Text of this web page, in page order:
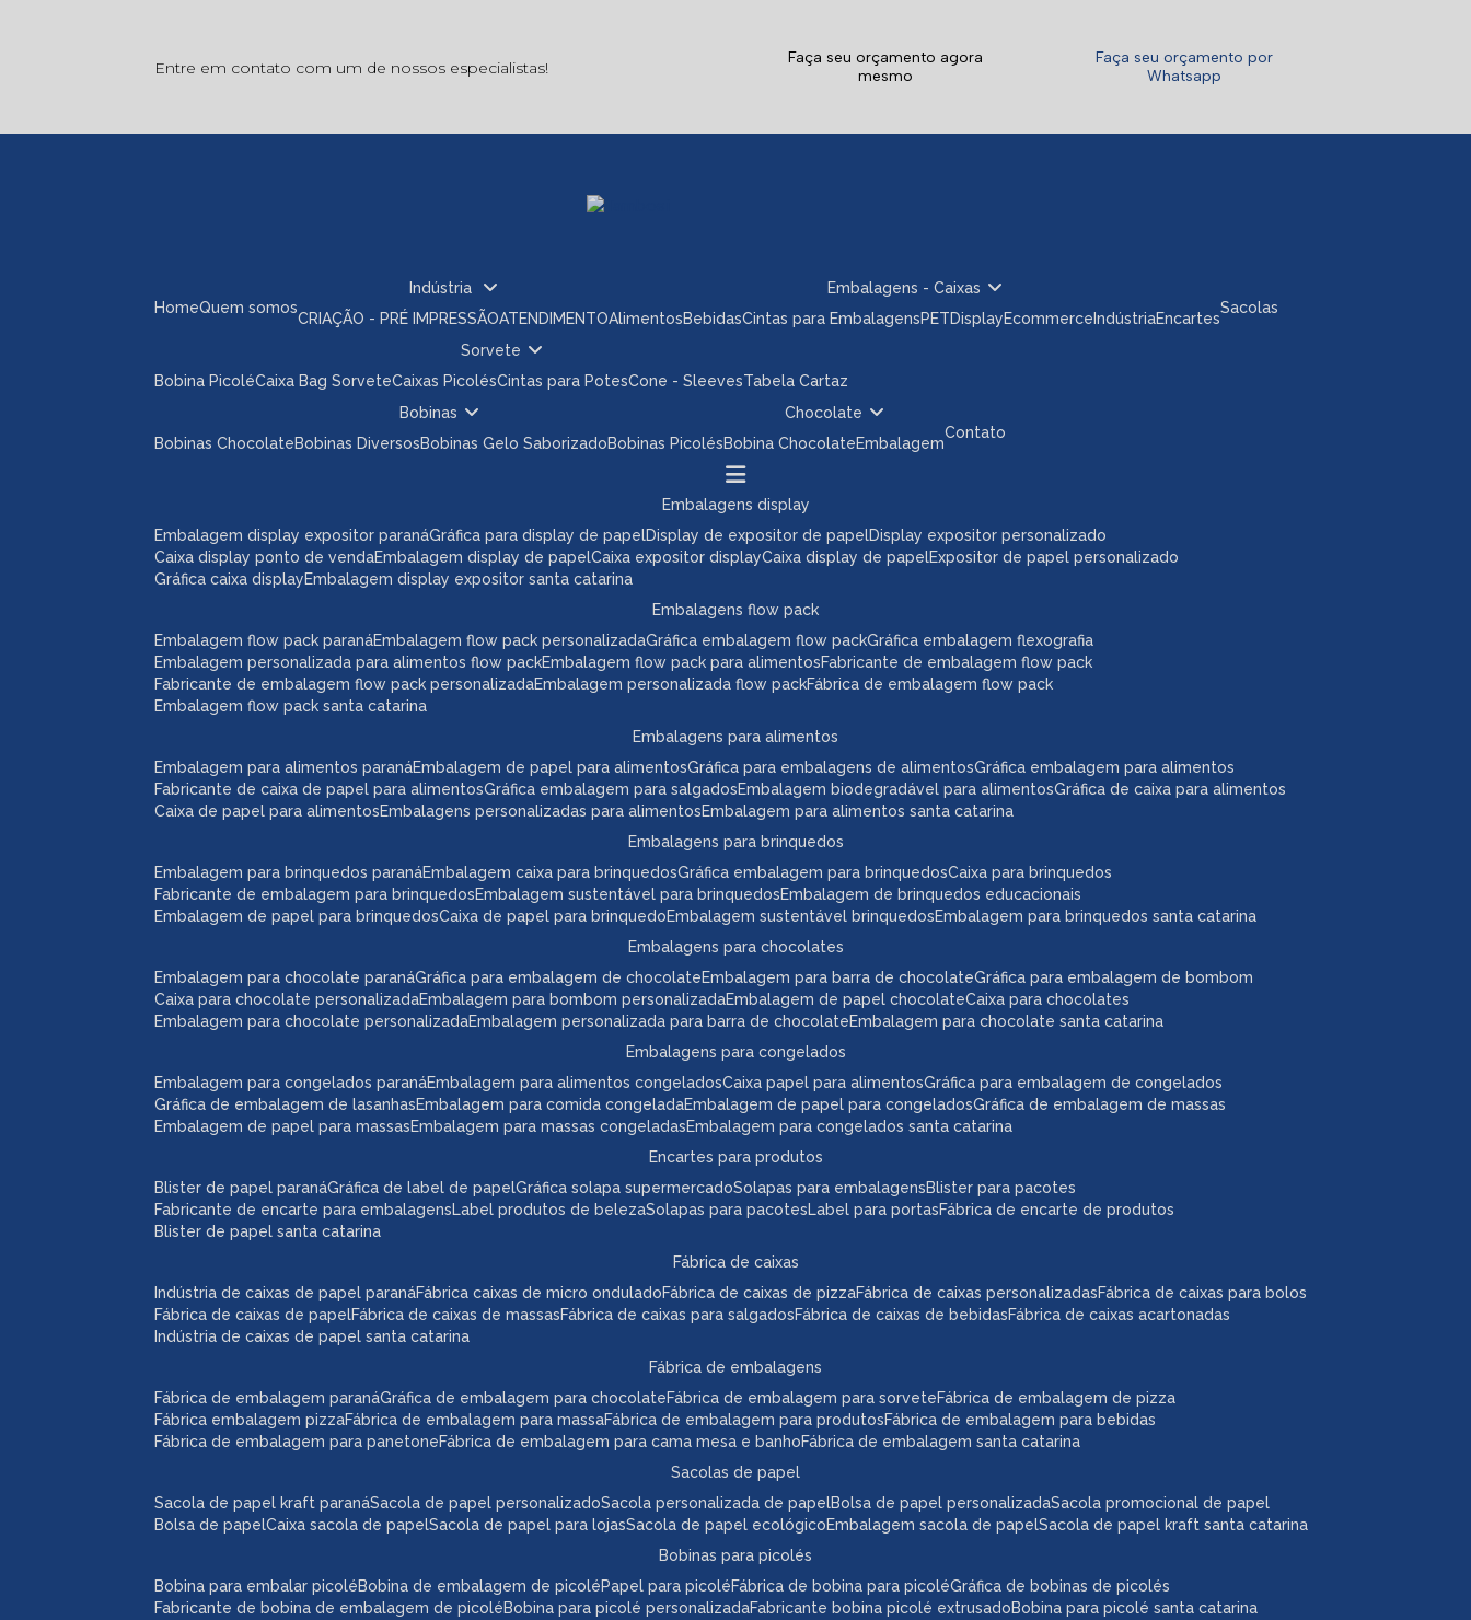
Entre em contato com um de nossos especialistas!
Faça seu orçamento agora
mesmo
Faça seu orçamento por
Whatsapp
Home Quem somos
Indústria
CRIAÇÃO - PRÉ IMPRESSÃO ATENDIMENTO
Sacolas
Sorvete
Bobina Picolé
Caixa Bag Sorvete Caixas Picolés Cintas para Potes Cone - Sleeves
Tabela Cartaz
Chocolate
Bobina Chocolate Embalagem
Bobinas
Bobinas Chocolate
Bobinas Diversos Bobinas Gelo Saborizado Bobinas Picolés
Embalagens - Caixas
Alimentos
Bebidas Cintas para Embalagens Display Ecommerce Encartes
Indústria
PET
Contato
bobinas para picolés
bobina para embalar picolé
bobina de embalagem de picolé papel para picolé
gráfica de bobinas de picolés
fabricante de bobina de embalagem de picolé
fabricante bobina picolé extrusado
bobina para picolé personalizada
fábrica de bobina para picolé
bobina para picolé santa catarina
embalagens display
gráfica para display de papel
display de expositor de papel
display expositor personalizado
embalagem display de papel
caixa expositor display expositor de papel personalizado
caixa display de papel
caixa display ponto de venda
gráfica caixa display embalagem display expositor santa catarina
embalagem display expositor paraná
embalagens flow pack
embalagem flow pack personalizada
gráfica embalagem flow pack
gráfica embalagem flexografia
embalagem flow pack para alimentos fabricante de embalagem flow pack
embalagem personalizada flow pack
fabricante de embalagem flow pack personalizada
embalagem personalizada para alimentos flow pack
fábrica de embalagem flow pack
embalagem flow pack santa catarina
embalagem flow pack paraná
embalagens para alimentos
embalagem de papel para alimentos
gráfica para embalagens de alimentos
gráfica embalagem para alimentos
gráfica embalagem para salgados embalagem biodegradável para alimentos
caixa de papel para alimentos
gráfica de caixa para alimentos
fabricante de caixa de papel para alimentos
embalagens personalizadas para alimentos embalagem para alimentos santa catarina
embalagem para alimentos paraná
embalagens para brinquedos
embalagem caixa para brinquedos
gráfica embalagem para brinquedos
caixa para brinquedos
embalagem sustentável para brinquedos embalagem de brinquedos educacionais
caixa de papel para brinquedo
embalagem de papel para brinquedos
fabricante de embalagem para brinquedos
embalagem sustentável brinquedos embalagem para brinquedos santa catarina
embalagem para brinquedos paraná
embalagens para chocolates
gráfica para embalagem de chocolate embalagem para barra de chocolate
gráfica para embalagem de bombom
embalagem para bombom personalizada embalagem de papel chocolate
embalagem para chocolate personalizada
caixa para chocolates
caixa para chocolate personalizada
embalagem personalizada para barra de chocolate embalagem para chocolate santa catarina
embalagem para chocolate paraná
embalagens para congelados
embalagem para alimentos congelados
caixa papel para alimentos
gráfica para embalagem de congelados
embalagem para comida congelada embalagem de papel para congelados
embalagem de papel para massas
gráfica de embalagem de massas
gráfica de embalagem de lasanhas
embalagem para massas congeladas embalagem para congelados santa catarina
embalagem para congelados paraná
encartes para produtos
gráfica de label de papel
gráfica solapa supermercado solapas para embalagens
fabricante de encarte para embalagens label produtos de beleza label para portas
solapas para pacotes
blister para pacotes
fábrica de encarte de produtos
blister de papel santa catarina
blister de papel paraná
fábrica de caixas
fábrica caixas de micro ondulado fábrica de caixas de pizza fábrica de caixas personalizadas
fábrica de caixas de papel fábrica de caixas de massas fábrica de caixas de bebidas
fábrica de caixas para salgados
fábrica de caixas para bolos
fábrica de caixas acartonadas
indústria de caixas de papel santa catarina
indústria de caixas de papel paraná
fábrica de embalagens
gráfica de embalagem para chocolate fábrica de embalagem para sorvete fábrica de embalagem de pizza
fábrica de embalagem para massa fábrica de embalagem para produtos
fábrica de embalagem para panetone
fábrica de embalagem para bebidas
fábrica embalagem pizza
fábrica de embalagem para cama mesa e banho fábrica de embalagem santa catarina
fábrica de embalagem paraná
sacolas de papel
sacola de papel personalizado sacola personalizada de papel bolsa de papel personalizada
bolsa de papel
caixa sacola de papel sacola de papel ecológico
sacola de papel para lojas
sacola promocional de papel
embalagem sacola de papel sacola de papel kraft santa catarina
sacola de papel kraft paraná